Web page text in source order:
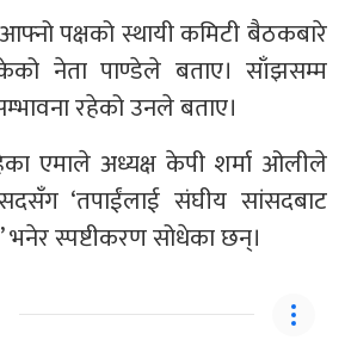
पक्षको स्थायी कमिटी बैठकबारे
नेता पाण्डेले बताए। साँझसम्म
रहेको उनले बताए।
एमाले अध्यक्ष केपी शर्मा ओलीले
‘तपाईंलाई संघीय सांसदबाट
भनेर स्पष्टीकरण सोधेका छन्।